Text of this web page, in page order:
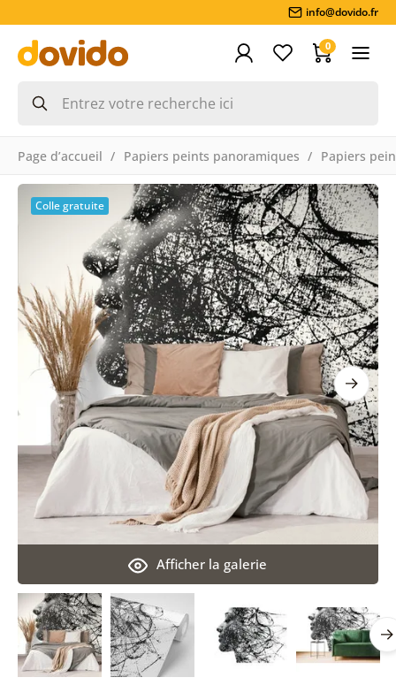
info@dovido.fr
0
Page d’accueil Papiers peints panoramiques Papiers
Afficher la galerie
Colle gratuite